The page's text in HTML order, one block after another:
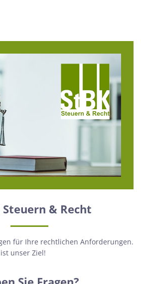
Steuern & Recht
für Ihre rechtlichen Anforderungen.
unser Ziel!